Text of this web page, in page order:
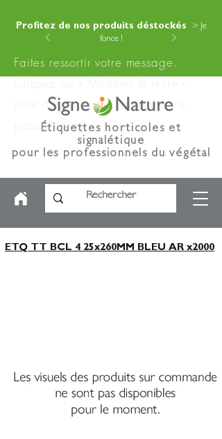
Profitez de nos produits déstockés
> Je
fonce !
Faites ressortir votre message.
Cliquez sur « Modifier le texte »
pour ajouter votre contenu à ce
paragraphe.
Étiquettes horticoles et
signalétique
pour les professionnels du végétal
ETQ TT BCL 4 25x260MM BLEU AR x2000